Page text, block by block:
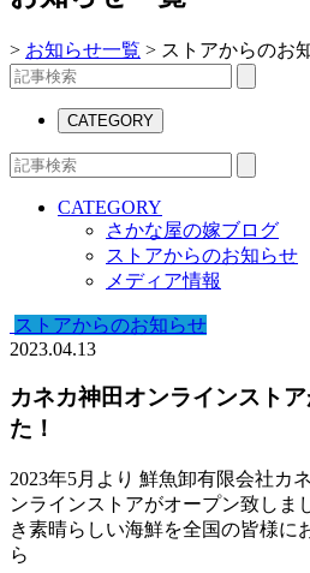
> お知らせ一覧 > ストアからのお
CATEGORY
CATEGORY
さかな屋の嫁ブログ
ストアからのお知らせ
メディア情報
ストアからのお知らせ
2023.04.13
カネカ神田オンラインスト
た！
2023年5月より 鮮魚卸有限会社カ
ンラインストアがオープン致し
き素晴らしい海鮮を全国の皆様に
ら